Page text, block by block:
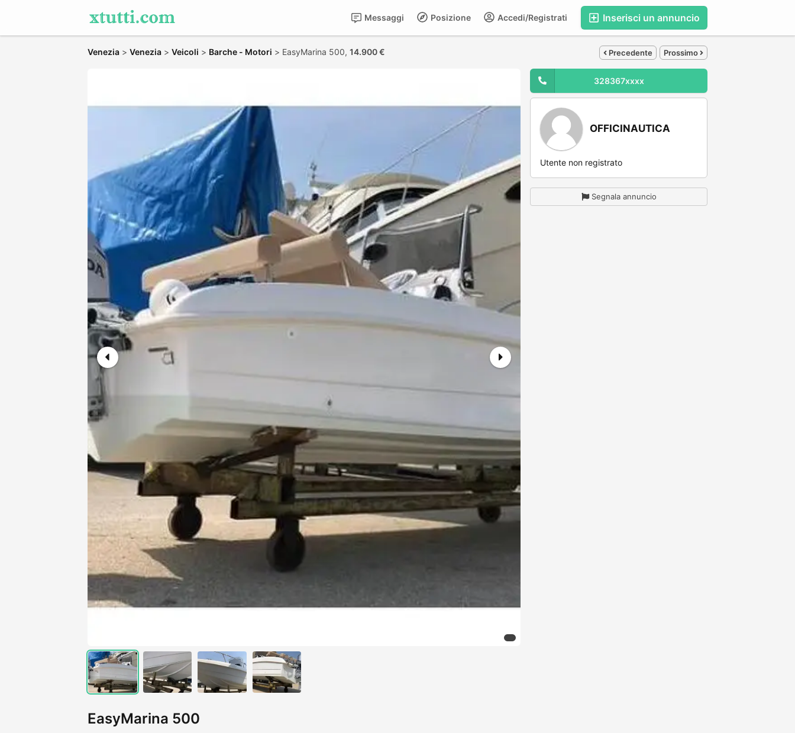
Inserisci un annuncio
Accedi/Registrati
Posizione
Messaggi
Venezia > Venezia > Veicoli > Barche - Motori > EasyMarina 500, 14.900 € Precedente Prossimo
EasyMarina 500
328367xxxx
OFFICINAUTICA
Utente non registrato
Segnala annuncio